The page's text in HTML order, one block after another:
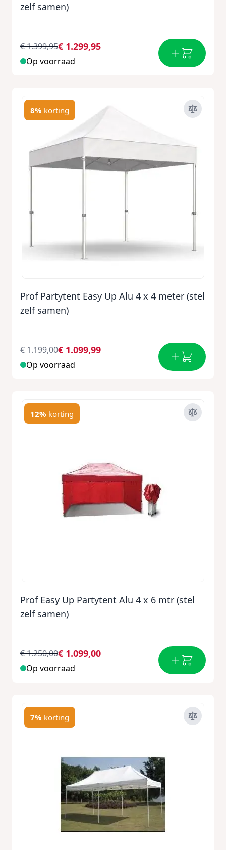
zelf samen)
€ 1.299,95
€ 1.399,95
Op voorraad
8% korting
Prof Partytent Easy Up Alu 4 x 4 meter (stel
zelf samen)
€ 1.099,99
€ 1.199,00
Op voorraad
12% korting
Prof Easy Up Partytent Alu 4 x 6 mtr (stel
zelf samen)
€ 1.099,00
€ 1.250,00
Op voorraad
7% korting